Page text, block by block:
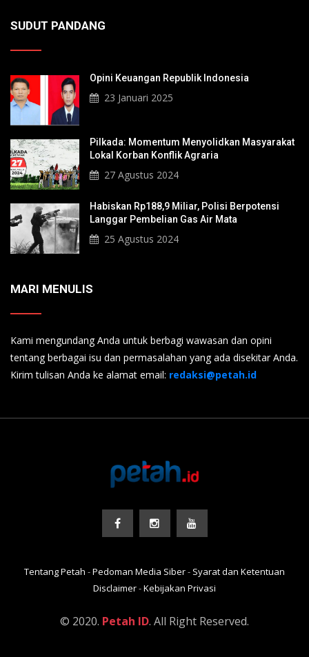
SUDUT PANDANG
Opini Keuangan Republik Indonesia
23 Januari 2025
Pilkada: Momentum Menyolidkan Masyarakat
Lokal Korban Konflik Agraria
27 Agustus 2024
Habiskan Rp188,9 Miliar, Polisi Berpotensi
Langgar Pembelian Gas Air Mata
25 Agustus 2024
MARI MENULIS
Kami mengundang Anda untuk berbagi wawasan dan opini
tentang berbagai isu dan permasalahan yang ada disekitar Anda.
Kirim tulisan Anda ke alamat email: redaksi@petah.id
Tentang Petah -Pedoman Media Siber- Syarat dan Ketentuan
Disclaimer-Kebijakan Privasi
© 2020. Petah ID. All Right Reserved.